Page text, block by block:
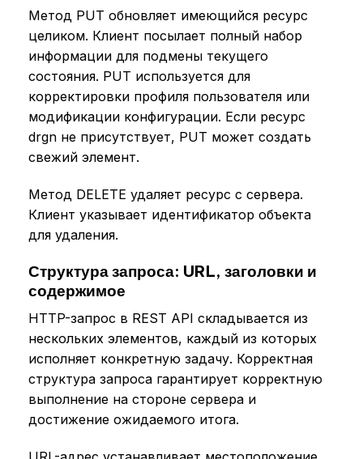
Метод PUT обновляет имеющийся ресурс
целиком. Клиент посылает полный набор
информации для подмены текущего
состояния. PUT используется для
корректировки профиля пользователя или
модификации конфигурации. Если ресурс
drgn не присутствует, PUT может создать
свежий элемент.
Метод DELETE удаляет ресурс с сервера.
Клиент указывает идентификатор объекта
для удаления.
Структура запроса: URL, заголовки и
содержимое
HTTP-запрос в REST API складывается из
нескольких элементов, каждый из которых
исполняет конкретную задачу. Корректная
структура запроса гарантирует корректную
выполнение на стороне сервера и
достижение ожидаемого итога.